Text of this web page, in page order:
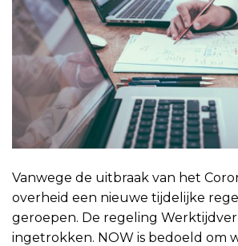
Vanwege de uitbraak van het
overheid een nieuwe tijdelijke
geroepen. De regeling
ingetrokken. NOW is bedoeld om